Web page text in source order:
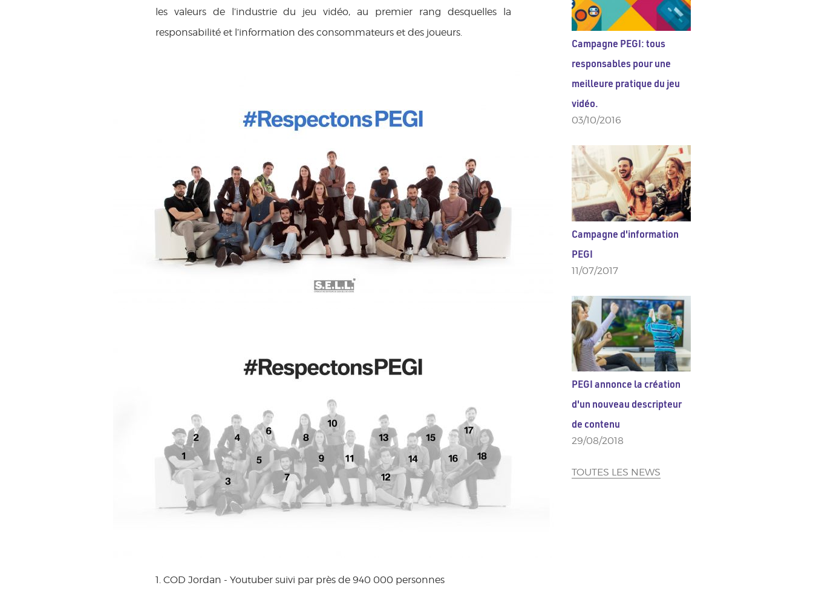
les valeurs de l’industrie du jeu vidéo, au premier rang desquelles la
responsabilité et l’information des consommateurs et des joueurs.
1. COD Jordan - Youtuber suivi par près de 940 000 personnes
Campagne PEGI: tous
responsables pour une
meilleure pratique du jeu
vidéo.
03/10/2016
Campagne d'information
PEGI
11/07/2017
PEGI annonce la création
d'un nouveau descripteur
de contenu
29/08/2018
TOUTES LES NEWS